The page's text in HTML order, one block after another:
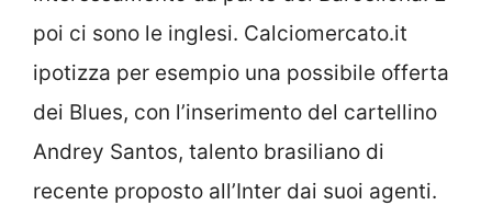
poi ci sono le inglesi. Calciomercato.it
ipotizza per esempio una possibile offerta
dei Blues, con l’inserimento del cartellino
Andrey Santos, talento brasiliano di
recente proposto all’Inter dai suoi agenti.